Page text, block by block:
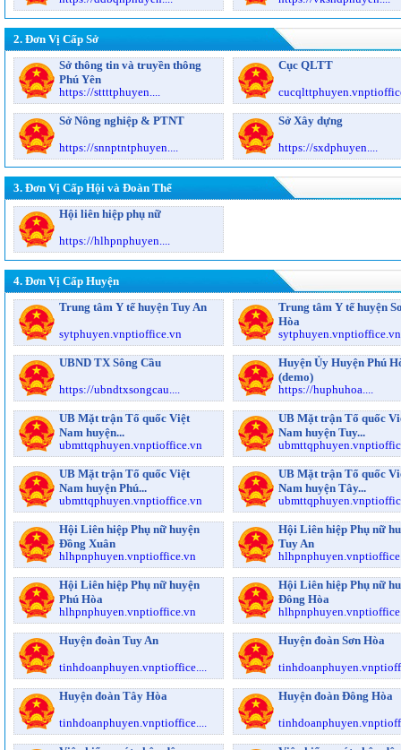
2. Đơn Vị Cấp Sở
Sở thông tin và truyền thông
Phú Yên
https://sttttphuyen....
Cục QLTT
Sở Nông nghiệp & PTNT
https://snnptntphuyen....
Sở Xây dựng
https://sxdphuyen....
3. Đơn Vị Cấp Hội và Đoàn Thể
Hội liên hiệp phụ nữ
https://hlhpnphuyen....
4. Đơn Vị Cấp Huyện
Trung tâm Y tế huyện Tuy An
sytphuyen.vnptioffice.vn
Trung tâm Y tế huyện
Hòa
sytphuyen.vnptioffice.vn
UBND TX Sông Cầu
https://ubndtxsongcau....
Huyện Ủy Huyện Phú
(demo)
https://huphuhoa....
UB Mặt trận Tổ quốc Việt
Nam huyện...
ubmttqphuyen.vnptioffice.vn
UB Mặt trận Tổ quốc
Nam huyện Tuy...
UB Mặt trận Tổ quốc Việt
Nam huyện Phú...
ubmttqphuyen.vnptioffice.vn
UB Mặt trận Tổ quốc
Nam huyện Tây...
Hội Liên hiệp Phụ nữ huyện
Đồng Xuân
hlhpnphuyen.vnptioffice.vn
Hội Liên hiệp Phụ nữ
Tuy An
Hội Liên hiệp Phụ nữ huyện
Phú Hòa
hlhpnphuyen.vnptioffice.vn
Hội Liên hiệp Phụ nữ
Đông Hòa
Huyện đoàn Tuy An
tinhdoanphuyen.vnptioffice....
Huyện đoàn Sơn Hòa
Huyện đoàn Tây Hòa
tinhdoanphuyen.vnptioffice....
Huyện đoàn Đông Hòa